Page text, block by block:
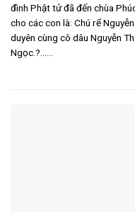
đình Phật tử đã đến chùa
cho các con là: Chú rể
duyên cùng cô dâu Nguyễn
Ngọc.?......